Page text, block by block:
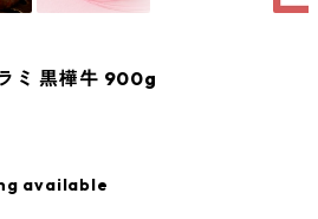
ミ 黒樺牛 900g
available